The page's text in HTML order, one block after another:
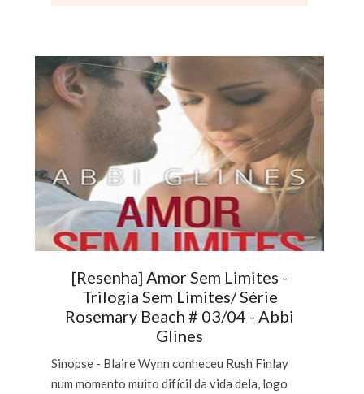
[Resenha] Amor Sem Limites -
Trilogia Sem Limites/ Série
Rosemary Beach # 03/04 - Abbi
Glines
Sinopse - Blaire Wynn conheceu Rush Finlay
num momento muito difícil da vida dela, logo